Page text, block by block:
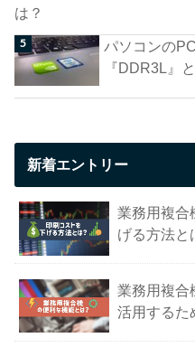
は？
パソコンの
『DDR3L』
新着エントリー
業務用複合
げる方法と
業務用複合
活用するた